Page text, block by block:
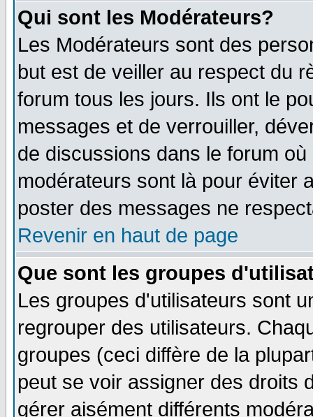
Qui sont les Modérateurs?
Les Modérateurs sont des
but est de veiller au respect du
forum tous les jours. Ils ont le
messages et de verrouiller,
de discussions dans le forum
modérateurs sont là pour éviter
poster des messages ne
Revenir en haut de page
Que sont les groupes
Les groupes d'utilisateurs sont
regrouper des utilisateurs.
groupes (ceci diffère de la
peut se voir assigner des droits
gérer aisément différents